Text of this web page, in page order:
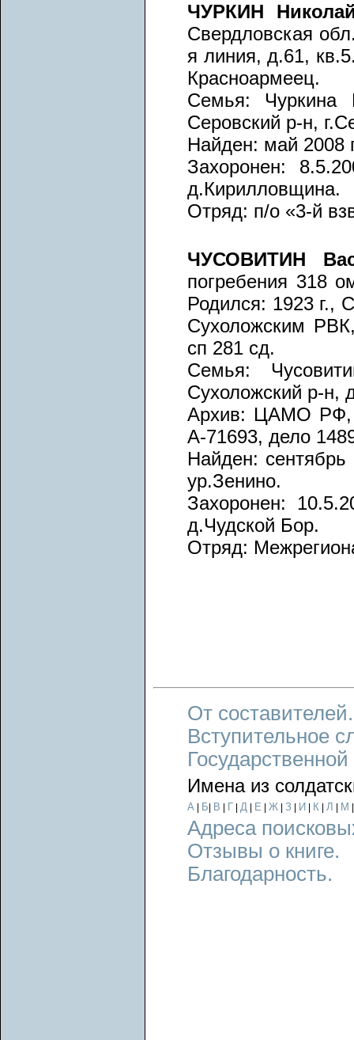
ЧУРКИН
Свердловская
я линия, д.61,
Красноармеец.
Семья: Чуркина
Серовский р-н,
Найден: май 2008
Захоронен:
д.Кирилловщина.
Отряд: п/о «3-й
ЧУСОВИТИН
погребения 318
Родился: 1923 г.,
Сухоложским
сп 281 сд.
Семья:
Сухоложский р-н,
Архив: ЦАМО РФ,
А-71693, дело
Найден: сентябрь
ур.Зенино.
Захоронен:
д.Чудской Бор.
Отряд:
От составителей.
Вступительное
Имена из
А Б В Г Д Е Ж З И К Л М
Адреса
Отзывы о книге.
Благодарность.